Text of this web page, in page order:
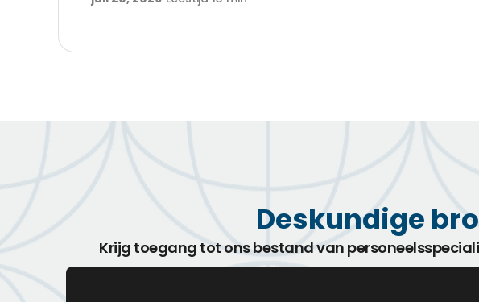
Deskundige
Krijg toegang tot ons bestand van